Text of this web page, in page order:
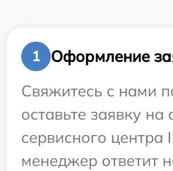
1
Оформление
Свяжитесь с нами
оставьте заявку на
сервисного
менеджер ответит